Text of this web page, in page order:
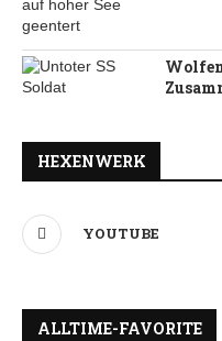
HEXENWERK
YOUTUBE
ALLTIME-FAVORITE